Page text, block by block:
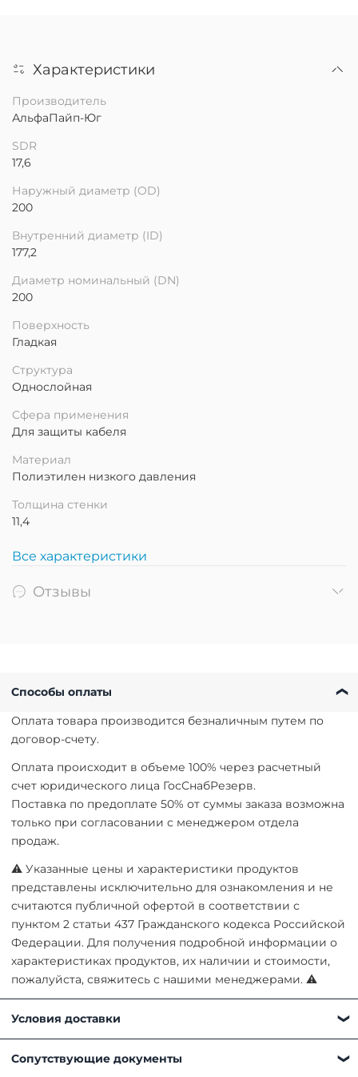
Характеристики
Производитель
АльфаПайп-Юг
SDR
17,6
Наружный диаметр (OD)
200
Внутренний диаметр (ID)
177,2
Диаметр номинальный (DN)
200
Поверхность
Гладкая
Структура
Однослойная
Сфера применения
Для защиты кабеля
Материал
Полиэтилен низкого давления
Толщина стенки
11,4
Все характеристики
Отзывы
Способы оплаты
Оплата товара производится безналичным путем по
договор-счету.
Оплата происходит в объеме 100% через расчетный
счет юридического лица ГосСнабРезерв.
Поставка по предоплате 50% от суммы заказа возможна
только при согласовании с менеджером отдела
продаж.
⚠ Указанные цены и характеристики продуктов
представлены исключительно для ознакомления и не
считаются публичной офертой в соответствии с
пунктом 2 статьи 437 Гражданского кодекса Российской
Федерации. Для получения подробной информации о
характеристиках продуктов, их наличии и стоимости,
пожалуйста, свяжитесь с нашими менеджерами. ⚠
Условия доставки
способом:
Сопутствующие документы